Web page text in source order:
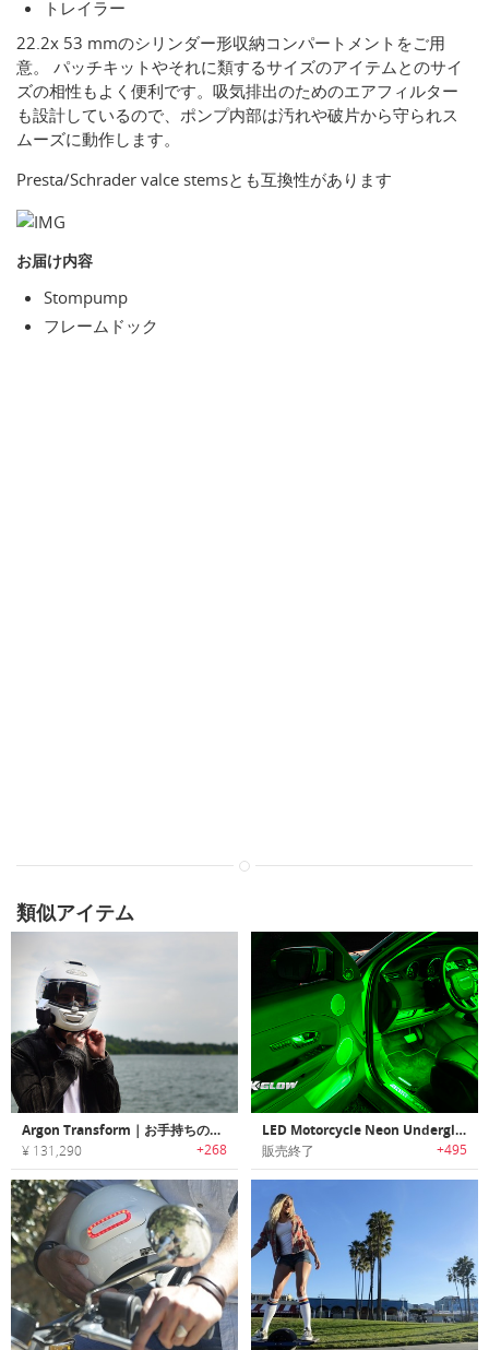
トレイラー
22.2x 53 mmのシリンダー形収納コンパートメントをご用
意。 パッチキットやそれに類するサイズのアイテムとのサイ
ズの相性もよく便利です。吸気排出のためのエアフィルター
も設計しているので、ポンプ内部は汚れや破片から守られス
ムーズに動作します。
Presta/Schrader valce stemsとも互換性があります
お届け内容
Stompump
フレームドック
類似アイテム
Argon Transform｜お手持ちのバイクヘルメットに取り付けるスマートディスプレイ「アルゴントランスフォーム」
¥ 131,290 +268
LED Motorcycle Neon Underglow ｜アプリでコントロール可能なアンダーグロウライト
販売終了 +495